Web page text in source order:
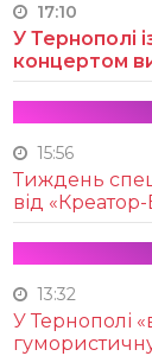
17:10
У Тернополі
концертом
15:56
Тиждень
від
13:32
У Тернополі